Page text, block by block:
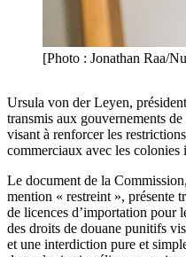
[Photo : Jonathan Raa/
Ursula von der Leyen,
transmis aux gouvernements
visant à renforcer les
commerciaux avec les colonies
Le document de la
mention « restreint », présente
de licences d’importation pour
des droits de douane punitifs
et une interdiction pure et